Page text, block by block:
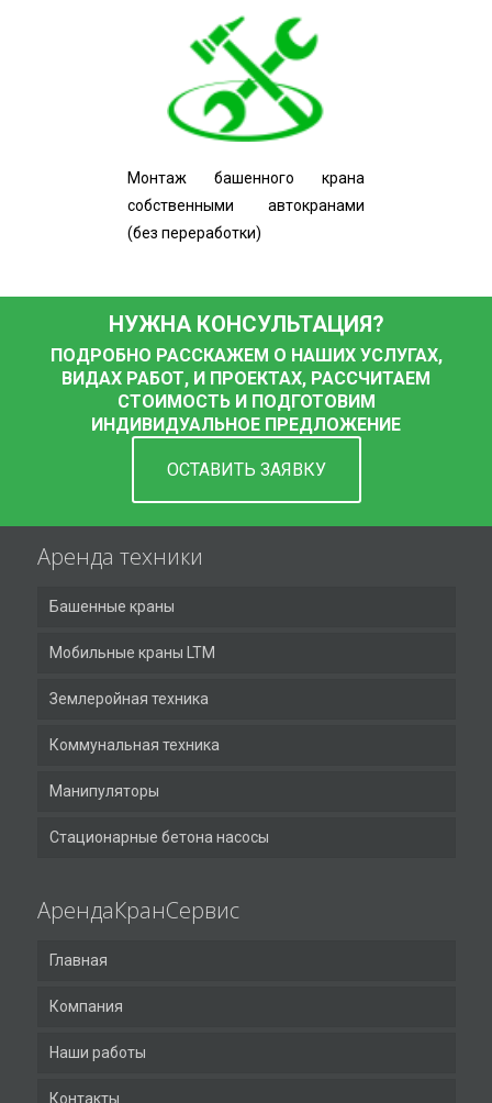
Монтаж башенного крана
собственными автокранами
(без переработки)
НУЖНА КОНСУЛЬТАЦИЯ?
ПОДРОБНО РАССКАЖЕМ О НАШИХ УСЛУГАХ,
ВИДАХ РАБОТ, И ПРОЕКТАХ, РАССЧИТАЕМ
СТОИМОСТЬ И ПОДГОТОВИМ
ИНДИВИДУАЛЬНОЕ ПРЕДЛОЖЕНИЕ
ОСТАВИТЬ ЗАЯВКУ
Аренда техники
Башенные краны
Мобильные краны LTM
Землеройная техника
Коммунальная техника
Манипуляторы
Стационарные бетона насосы
АрендаКранСервис
Главная
Компания
Наши работы
Контакты